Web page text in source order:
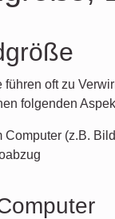
oft zu
folgenden
Computer (z.B.